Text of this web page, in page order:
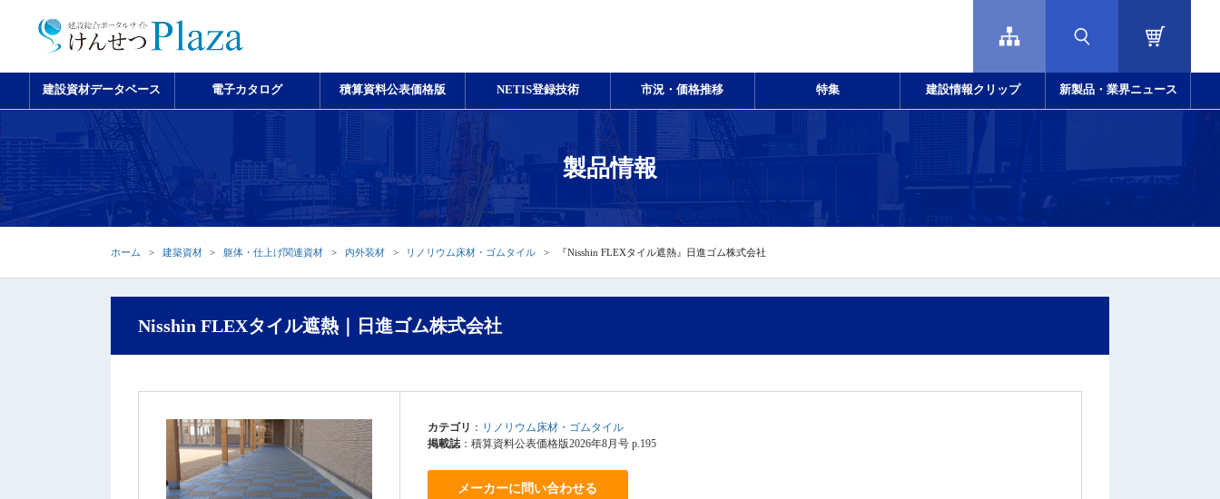
建設資材データベース 電子カタログ 積算資料公表価格版 NETIS登録技術 市況・価格推移 特集 建設情報クリップ 新製品・業界ニュース
製品情報
ホーム 建築資材 躯体・仕上げ関連資材 内外装材 リノリウム床材・ゴムタイル 『Nisshin FLEXタイル遮熱』日進ゴム株式会社
Nisshin FLEXタイル遮熱｜日進ゴム株式会社
カテゴリ ： リノリウム床材・ゴムタイル
掲載誌：積算資料公表価格版2026年8月号 p.195
メーカーに問い合わせる